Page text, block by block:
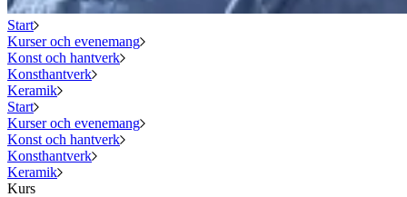
Start
Kurser och evenemang
Konst och hantverk
Konsthantverk
Keramik
Start
Kurser och evenemang
Konst och hantverk
Konsthantverk
Keramik
Kurs